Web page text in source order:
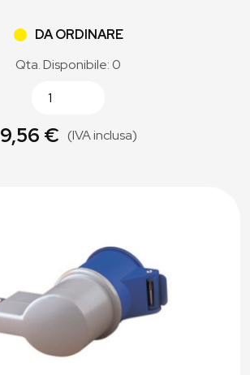
DA ORDINARE
Qta. Disponibile: 0
9,56 € (IVA inclusa)